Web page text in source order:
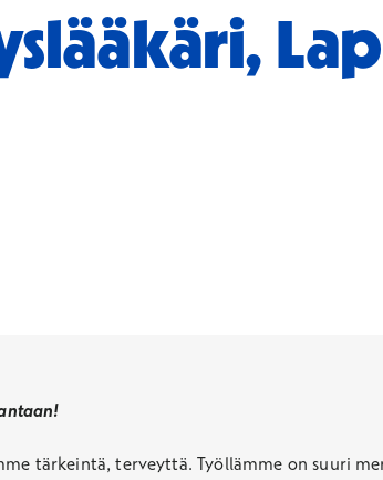
tärkeintä, terveyttä. Työllämme on suuri